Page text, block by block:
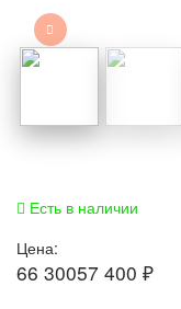
Есть в наличии
Цена:
66 30057 400 ₽